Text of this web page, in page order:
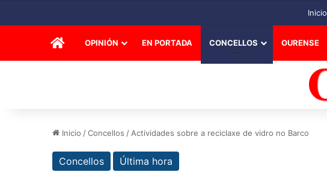
Inicio
INICIOOPINIÓN EN PORTADA CONCELLOS OURENSE
Inicio /Concellos / Actividades sobre a reciclaxe de vidro no Barco
Concellos Última hora